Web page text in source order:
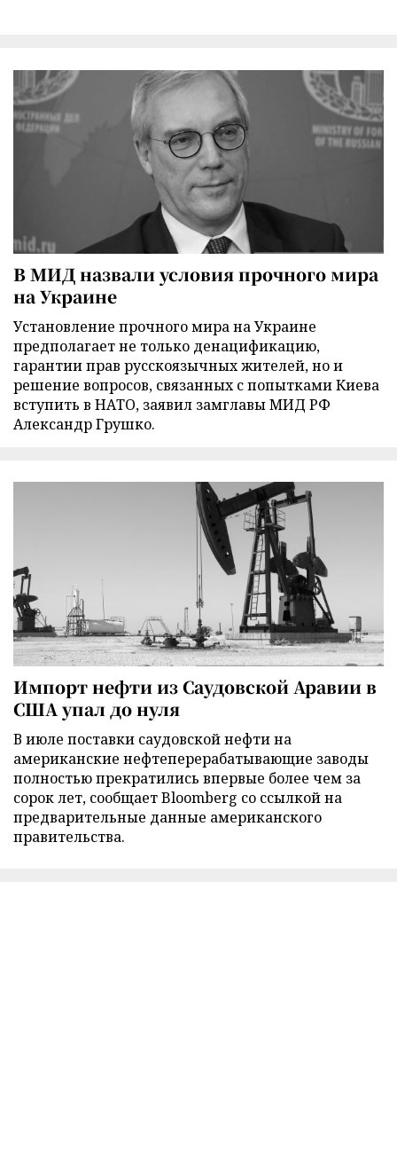
В МИД назвали условия прочного мира
на Украине
Установление прочного мира на Украине
предполагает не только денацификацию,
гарантии прав русскоязычных жителей, но и
решение вопросов, связанных с попытками Киева
вступить в НАТО, заявил замглавы МИД РФ
Александр Грушко.
Импорт нефти из Саудовской Аравии в
США упал до нуля
В июле поставки саудовской нефти на
американские нефтеперерабатывающие заводы
полностью прекратились впервые более чем за
сорок лет, сообщает Bloomberg со ссылкой на
предварительные данные американского
правительства.